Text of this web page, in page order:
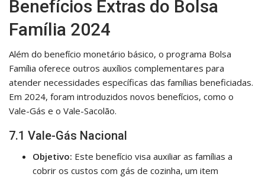
Benefícios Extras do Bolsa
Família 2024
Além do benefício monetário básico, o programa Bolsa
Família oferece outros auxílios complementares para
atender necessidades específicas das famílias beneficiadas.
Em 2024, foram introduzidos novos benefícios, como o
Vale-Gás e o Vale-Sacolão.
7.1 Vale-Gás Nacional
Objetivo: Este benefício visa auxiliar as famílias a
cobrir os custos com gás de cozinha, um item